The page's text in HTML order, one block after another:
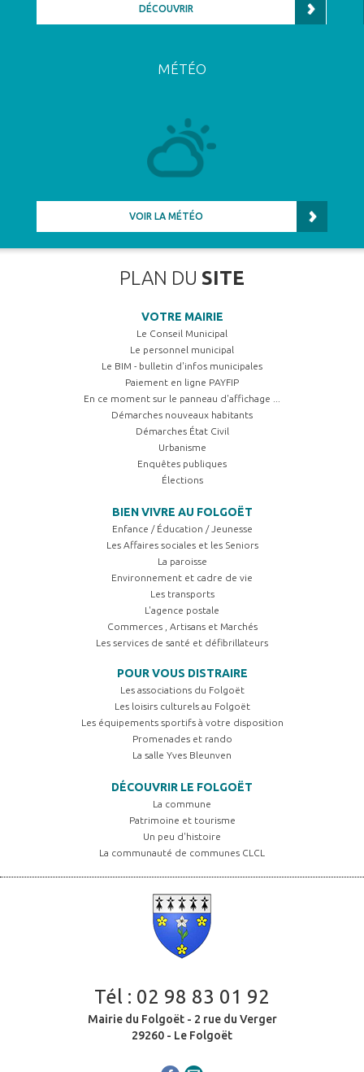
DÉCOUVRIR
MÉTÉO
VOIR LA MÉTÉO
PLAN DU SITE
VOTRE MAIRIE
Le Conseil Municipal
Le personnel municipal
Le BIM - bulletin d'infos municipales
Paiement en ligne PAYFIP
En ce moment sur le panneau d'affichage ...
Démarches nouveaux habitants
Démarches État Civil
Urbanisme
Enquêtes publiques
Élections
BIEN VIVRE AU FOLGOËT
Enfance / Éducation / Jeunesse
Les Affaires sociales et les Seniors
La paroisse
Environnement et cadre de vie
Les transports
L'agence postale
Commerces , Artisans et Marchés
Les services de santé et défibrillateurs
POUR VOUS DISTRAIRE
Les associations du Folgoët
Les loisirs culturels au Folgoët
Les équipements sportifs à votre disposition
Promenades et rando
La salle Yves Bleunven
DÉCOUVRIR LE FOLGOËT
La commune
Patrimoine et tourisme
Un peu d'histoire
La communauté de communes CLCL
Tél : 02 98 83 01 92
Mairie du Folgoët - 2 rue du Verger
29260 - Le Folgoët